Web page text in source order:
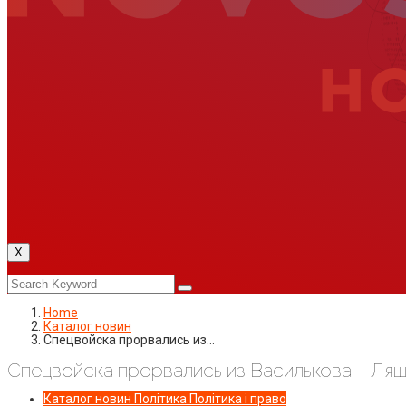
X
Home
Каталог новин
Спецвойска прорвались из…
Спецвойска прорвались из Василькова –
Каталог новин Політика Політика і право